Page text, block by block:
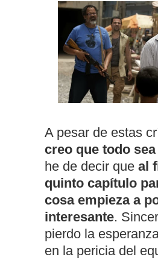
A pesar de estas
creo que todo
he de decir que al
quinto capítulo
cosa empieza a
interesante.
pierdo la
en la pericia del